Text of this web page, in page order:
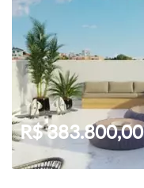
R$ 383.800,00